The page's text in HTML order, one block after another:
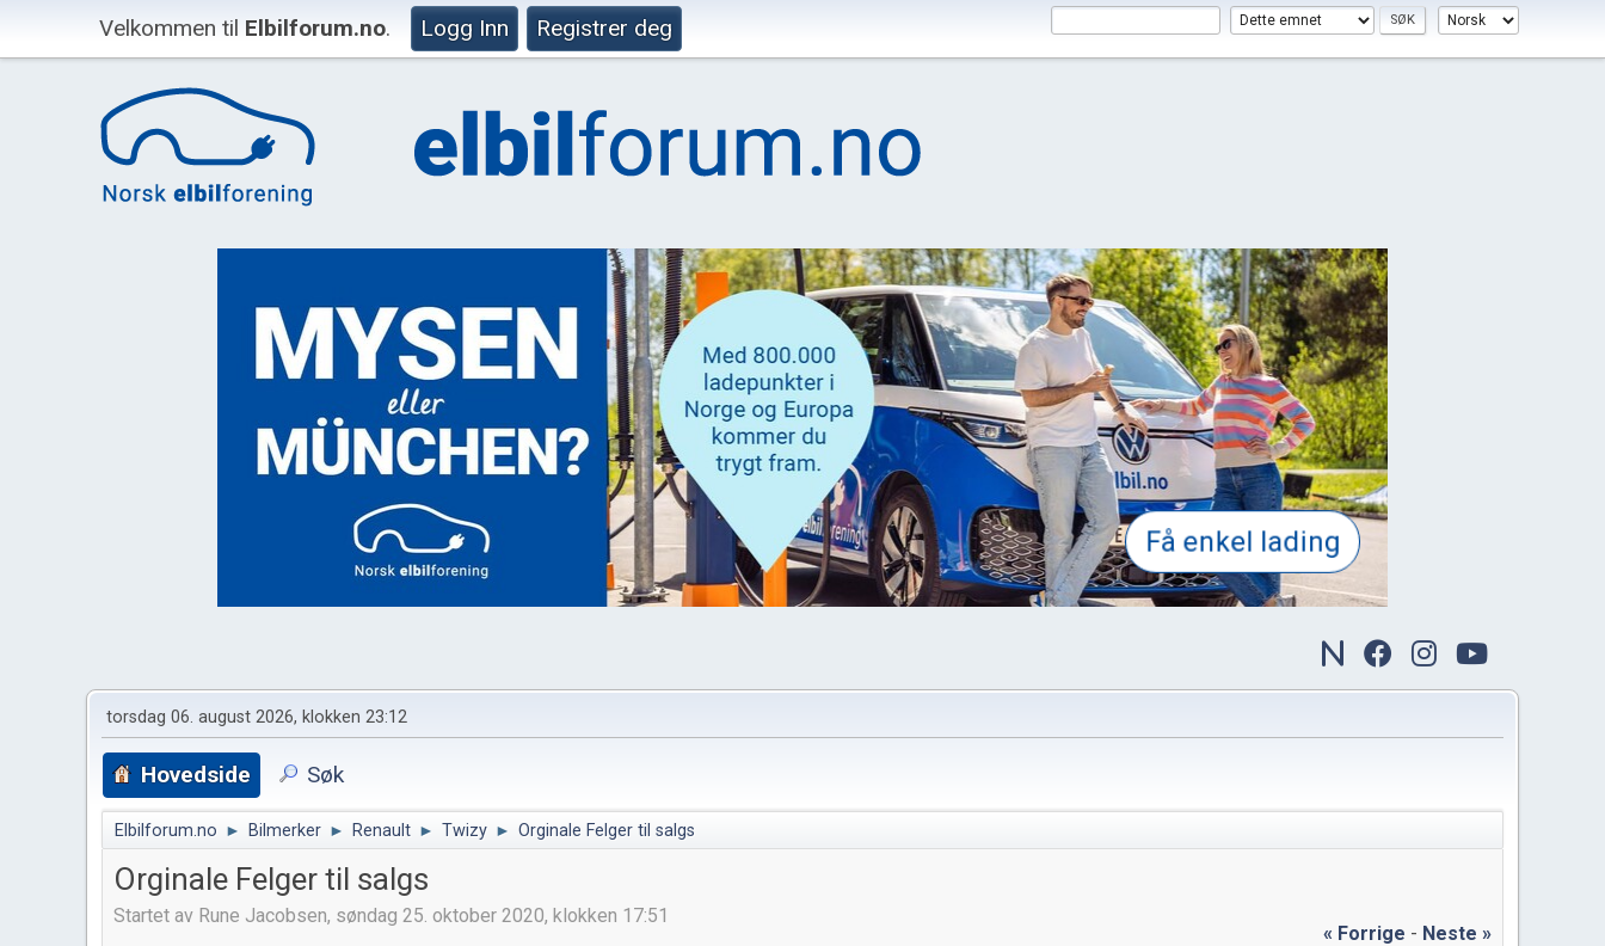
Velkommen til Elbilforum.no. Logg Inn Registrer deg
torsdag 06. august 2026, klokken 23:12
Hovedside Søk
Elbilforum.no ► Bilmerker ► Renault ► Twizy ► Orginale Felger til salgs
Orginale Felger til salgs
Startet av Rune Jacobsen, søndag 25. oktober 2020, klokken 17:51
« Forrige - Neste »